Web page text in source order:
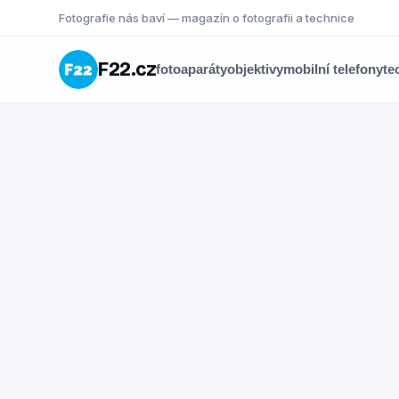
Fotografie nás baví — magazín o fotografii a technice
F22.czfotoaparátyobjektivymobilní telefony